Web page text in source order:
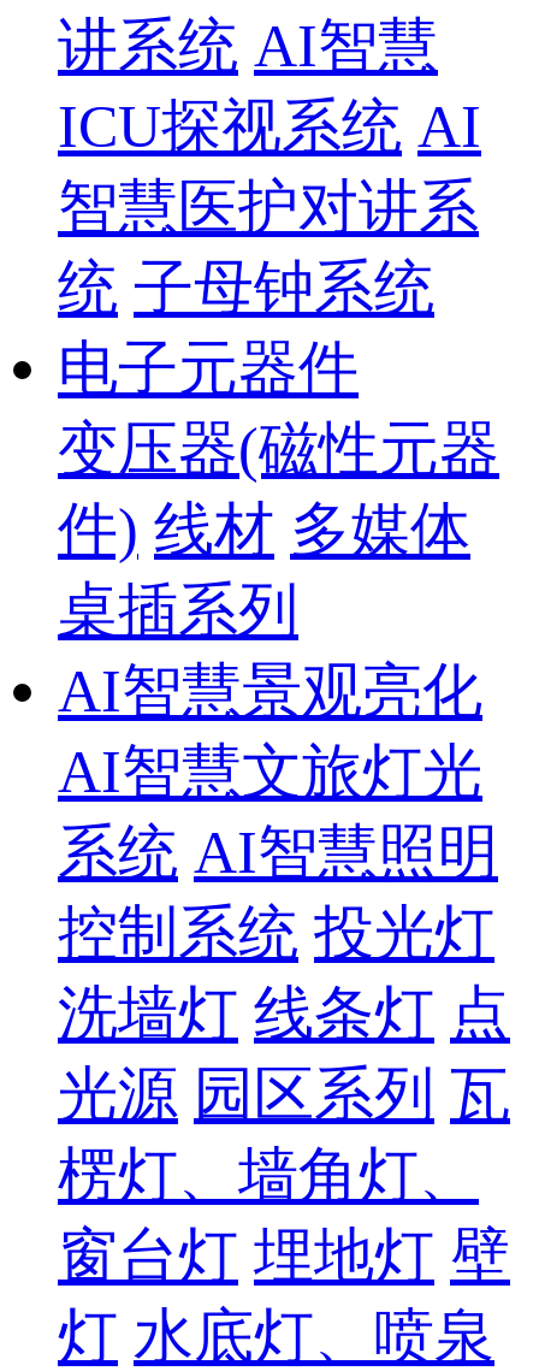
讲系统 AI智慧
ICU探视系统 AI
智慧医护对讲系
统 子母钟系统
电子元器件
变压器(磁性元器
件) 线材 多媒体
桌插系列
AI智慧景观亮化
AI智慧文旅灯光
系统 AI智慧照明
控制系统 投光灯
洗墙灯 线条灯 点
光源 园区系列 瓦
楞灯、墙角灯、
窗台灯 埋地灯 壁
灯 水底灯、喷泉